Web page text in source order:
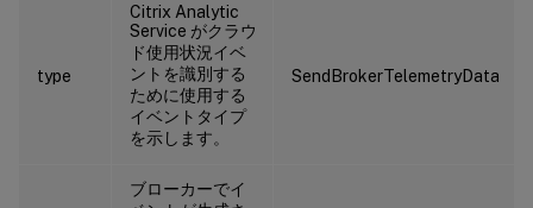
type
Citrix Analytic
Service がクラウ
ド使用状況イベ
ントを識別する
ために使用する
イベントタイプ
を示します。
SendBrokerTelemetryData
ブローカーでイ